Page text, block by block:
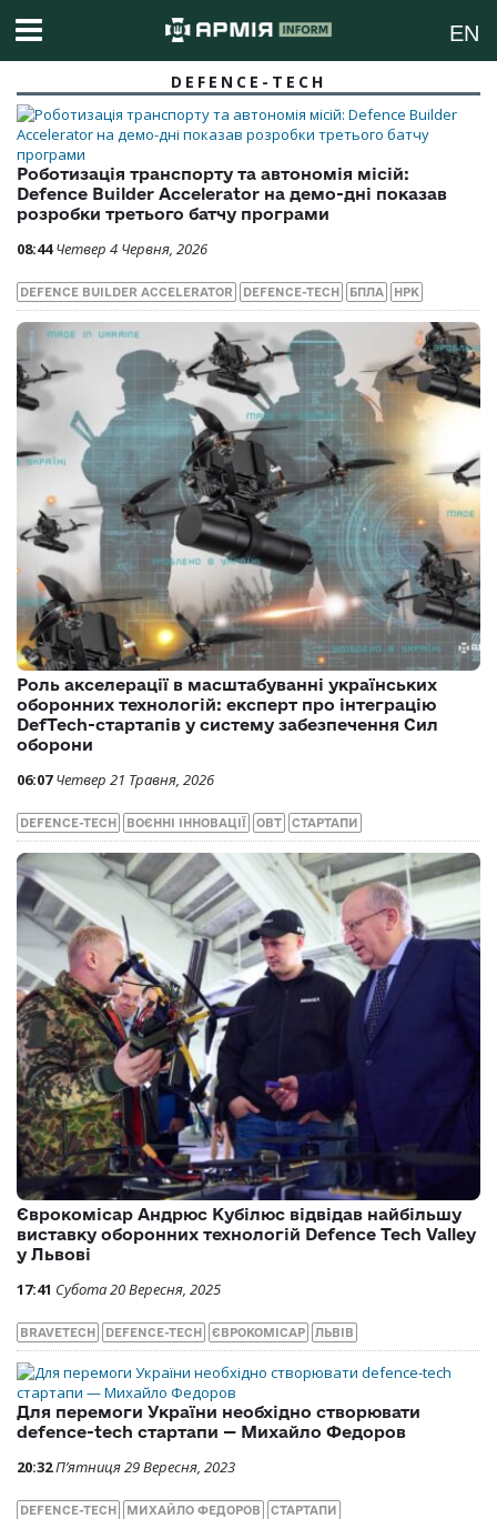
EN
DEFENCE-TECH
Роботизація транспорту та автономія місій:
Defenсe Builder Accelerator на демо-дні показав
розробки третього батчу програми
08:44 Четвер 4 Червня, 2026
DEFENCE BUILDER ACCELERATOR DEFENCE-TECH БПЛА НРК
Роль акселерації в масштабуванні українських
оборонних технологій: експерт про інтеграцію
DefTech-стартапів у систему забезпечення Сил
оборони
06:07 Четвер 21 Травня, 2026
DEFENCE-TECH ВОЄННІ ІННОВАЦІЇ ОВТ СТАРТАПИ
Єврокомісар Андрюс Кубілюс відвідав найбільшу
виставку оборонних технологій Defence Tech Valley
у Львові
17:41 Субота 20 Вересня, 2025
BRAVETECH DEFENCE-TECH ЄВРОКОМІСАР ЛЬВІВ
Для перемоги України необхідно створювати
defence-tech стартапи — Михайло Федоров
20:32П’ятниця 29 Вересня, 2023
DEFENCE-TECH МИХАЙЛО ФЕДОРОВ СТАРТАПИ